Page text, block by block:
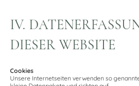
IV.
DIESER WEBSITE
Cookies
Unsere Internetseiten verwenden so